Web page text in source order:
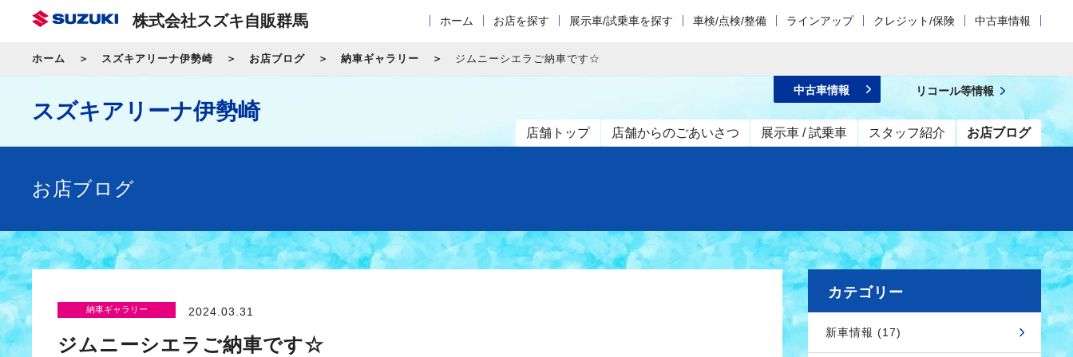
株式会社スズキ自販群馬 ホーム お店を探す 展示車/試乗車を探す 車検/点検/整備 ラインアップ クレジット/保険 中古車情報
ホーム スズキアリーナ伊勢崎 お店ブログ 納車ギャラリー ジムニーシエラご納車です☆
スズキアリーナ伊勢崎
店舗トップ 店舗からのごあいさつ 展示車 / 試乗車 スタッフ紹介 お店ブログ
中古車情報 リコール等情報
お店ブログ
納車ギャラリー 2024.03.31
ジムニーシエラご納車です☆
カテゴリー
新車情報 (17)